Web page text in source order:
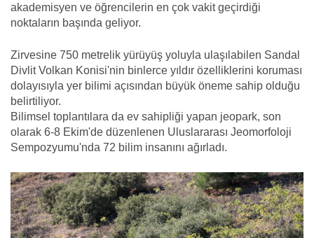
akademisyen ve öğrencilerin en çok vakit geçirdiği
noktaların başında geliyor.
Zirvesine 750 metrelik yürüyüş yoluyla ulaşılabilen Sandal
Divlit Volkan Konisi'nin binlerce yıldır özelliklerini koruması
dolayısıyla yer bilimi açısından büyük öneme sahip olduğu
belirtiliyor.
Bilimsel toplantılara da ev sahipliği yapan jeopark, son
olarak 6-8 Ekim'de düzenlenen Uluslararası Jeomorfoloji
Sempozyumu'nda 72 bilim insanını ağırladı.